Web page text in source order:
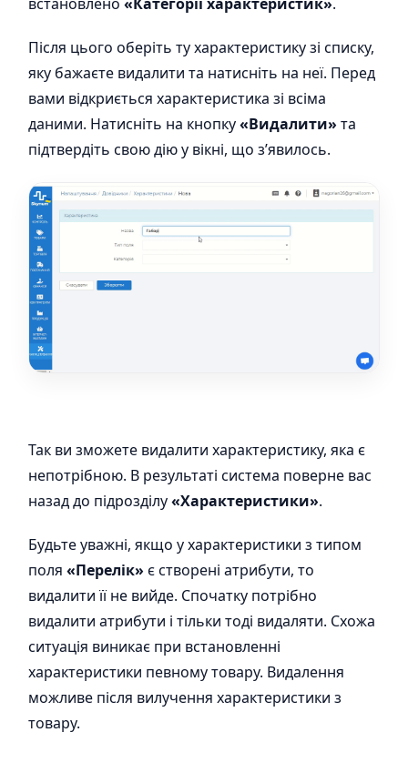
Після цього оберіть ту характеристику зі списку,
яку бажаєте видалити та натисніть на неї. Перед
вами відкриється характеристика зі всіма
даними. Натисніть на кнопку«Видалити» та
підтвердіть свою дію у вікні, що з’явилось.
Так ви зможете видалити характеристику, яка є
непотрібною. В результаті система поверне вас
назад до підрозділу«Характеристики».
Будьте уважні, якщо у характеристики з типом
поля «Перелік» є створені атрибути, то
видалити її не вийде. Спочатку потрібно
видалити атрибути і тільки тоді видаляти. Схожа
ситуація виникає при встановленні
характеристики певному товару. Видалення
можливе після вилучення характеристики з
товару.